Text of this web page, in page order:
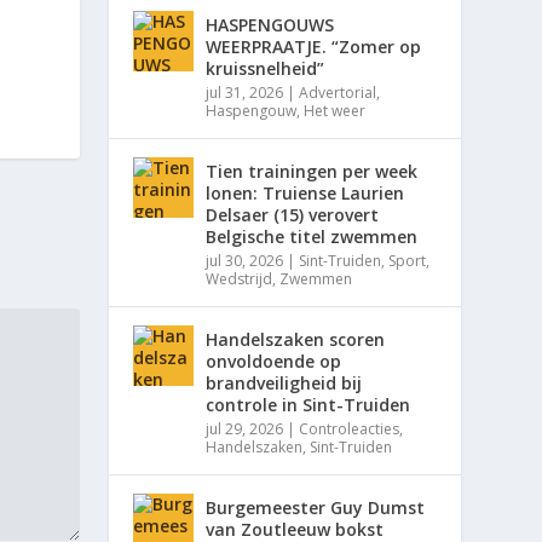
HASPENGOUWS
WEERPRAATJE. “Zomer op
kruissnelheid”
jul 31, 2026 |Advertorial,
Haspengouw, Het weer
Tien trainingen per week
lonen: Truiense Laurien
Delsaer (15) verovert
Belgische titel zwemmen
jul 30, 2026 | Sint-Truiden, Sport,
Wedstrijd, Zwemmen
Handelszaken scoren
onvoldoende op
brandveiligheid bij
controle in Sint-Truiden
jul 29, 2026 | Controleacties,
Handelszaken, Sint-Truiden
Burgemeester Guy Dumst
van Zoutleeuw bokst